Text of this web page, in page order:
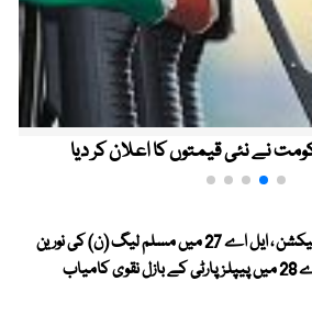
نے نئی قیمتوں کا اعلان کر دیا
آزاد کشمیر الیکشن ، ایل اے 27 میں مسلم لیگ (ن) کی نورین